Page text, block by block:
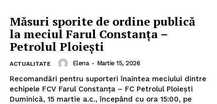
ABONEAZĂ-TE ACUM
Măsuri sporite de ordine publică
la meciul Farul Constanța –
Petrolul Ploiești
ACTUALITATE Elena - Martie 15, 2026
Recomandări pentru suporteri înaintea meciului dintre
echipele FCV Farul Constanța – FC Petrolul Ploiești
Duminică, 15 martie a.c., începând cu ora 15:00, pe